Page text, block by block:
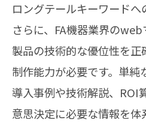
ロングテールキーワードへ
さらに、FA機器業界のweb
製品の技術的な優位性を
制作能力が必要です。単純
導入事例や技術解説、ROI
意思決定に必要な情報を